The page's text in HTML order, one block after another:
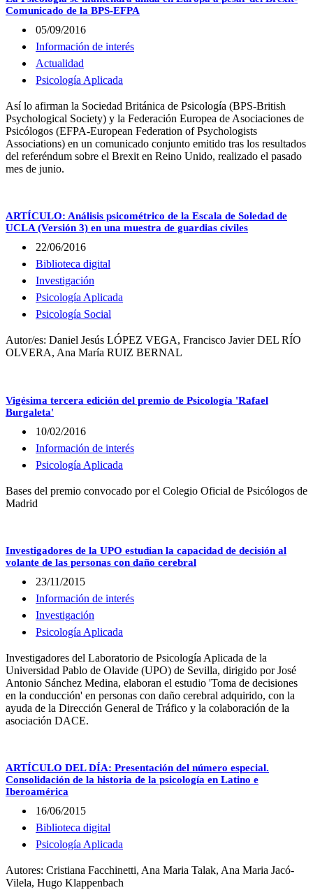
Comunicado de la BPS-EFPA
05/09/2016
Información de interés
Actualidad
Psicología Aplicada
Así lo afirman la Sociedad Británica de Psicología (BPS-British
Psychological Society) y la Federación Europea de Asociaciones de
Psicólogos (EFPA-European Federation of Psychologists
Associations) en un comunicado conjunto emitido tras los resultados
del referéndum sobre el Brexit en Reino Unido, realizado el pasado
mes de junio.
ARTÍCULO: Análisis psicométrico de la Escala de Soledad de
UCLA (Versión 3) en una muestra de guardias civiles
22/06/2016
Biblioteca digital
Investigación
Psicología Aplicada
Psicología Social
Autor/es: Daniel Jesús LÓPEZ VEGA, Francisco Javier DEL RÍO
OLVERA, Ana María RUIZ BERNAL
Vigésima tercera edición del premio de Psicología 'Rafael
Burgaleta'
10/02/2016
Información de interés
Psicología Aplicada
Bases del premio convocado por el Colegio Oficial de Psicólogos de
Madrid
Investigadores de la UPO estudian la capacidad de decisión al
volante de las personas con daño cerebral
23/11/2015
Información de interés
Investigación
Psicología Aplicada
Investigadores del Laboratorio de Psicología Aplicada de la
Universidad Pablo de Olavide (UPO) de Sevilla, dirigido por José
Antonio Sánchez Medina, elaboran el estudio 'Toma de decisiones
en la conducción' en personas con daño cerebral adquirido, con la
ayuda de la Dirección General de Tráfico y la colaboración de la
asociación DACE.
ARTÍCULO DEL DÍA: Presentación del número especial.
Consolidación de la historia de la psicología en Latino e
Iberoamérica
16/06/2015
Biblioteca digital
Psicología Aplicada
Autores: Cristiana Facchinetti, Ana Maria Talak, Ana Maria Jacó-
Vilela, Hugo Klappenbach